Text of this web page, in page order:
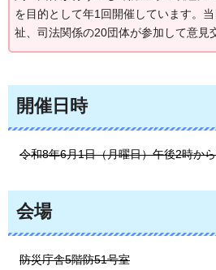
を目的として年1回開催しています。
祉、司法関係の20団体が参加して意見
開催日時
令和8年6月1日（月曜日）午後2時か
会場
防災庁舎5階防51号室